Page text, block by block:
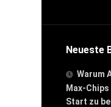
Neueste
Warum
Max-
Start zu